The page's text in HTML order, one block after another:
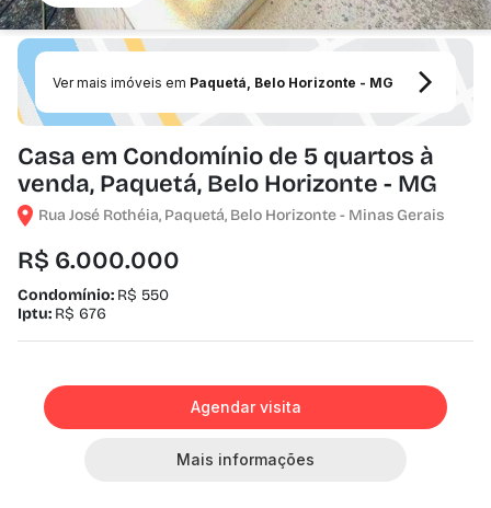
Ver mais imóveis em Paquetá, Belo Horizonte - MG
Casa em Condomínio de 5 quartos à
venda, Paquetá, Belo Horizonte - MG
Rua José Rothéia, Paquetá, Belo Horizonte - Minas Gerais
R$ 6.000.000
Condomínio: R$ 550
Iptu: R$ 676
Agendar visita
Mais informações